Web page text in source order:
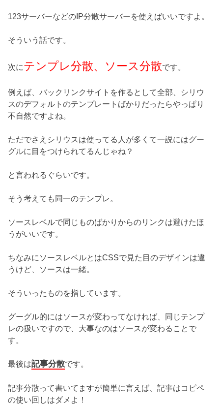
123サーバーなどのIP分散サーバーを使えばいいですよ。
そういう話です。
次にテンプレ分散、ソース分散です。
例えば、バックリンクサイトを作るとして全部、シリウ
スのデフォルトのテンプレートばかりだったらやっぱり
不自然ですよね。
ただでさえシリウスは使ってる人が多くて一説にはグー
グルに目をつけられてるんじゃね？
と言われるぐらいです。
そう考えても同一のテンプレ。
ソースレベルで同じものばかりからのリンクは避けたほ
うがいいです。
ちなみにソースレベルとはCSSで見た目のデザインは違
うけど、ソースは一緒。
そういったものを指しています。
グーグル的にはソースが変わってなければ、同じテンプ
レの扱いですので、大事なのはソースが変わることで
す。
最後は記事分散です。
記事分散って書いてますが簡単に言えば、記事はコピペ
の使い回しはダメよ！